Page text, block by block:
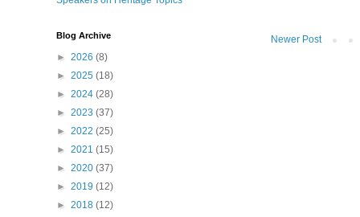
Newer Post
Blog Archive
► 2026 (8)
► 2025 (18)
► 2024 (28)
► 2023 (37)
► 2022 (25)
► 2021 (15)
► 2020 (37)
► 2019 (12)
► 2018 (12)